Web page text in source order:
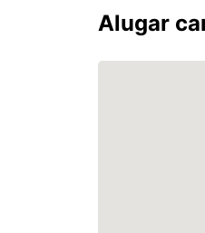
Alugar